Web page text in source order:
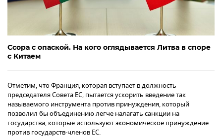
Ссора с опаской. На кого оглядывается Литва в споре
с Китаем
Отметим, что Франция, которая вступает в должность
председателя Совета ЕС, пытается ускорить введение так
называемого инструмента против принуждения, который
позволил бы объединению легче налагать санкции на
государства, которые используют экономическое принуждение
против государств-членов ЕС.